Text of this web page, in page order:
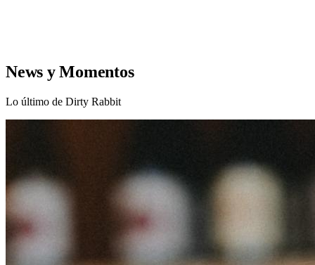
News y Momentos
Lo último de Dirty Rabbit